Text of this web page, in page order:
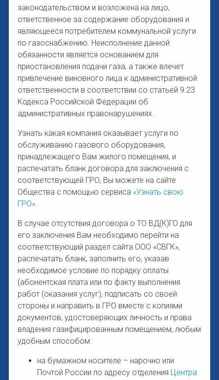
законодательством и возложена на лицо,
ответственное за содержание оборудования и
являющееся потребителем коммунальной услуги
по газоснабжению. Неисполнение данной
обязанности является основанием для
приостановления подачи газа, а также влечет
привлечение виновного лица к административной
ответственности в соответствии со статьей 9.23
Кодекса Российской Федерации об
административных правонарушениях.
Узнать какая компания оказывает услуги по
обслуживанию газового оборудования,
принадлежащего Вам жилого помещения, и
распечатать бланк договора для заключения с
соответствующей ГРО, Вы можете на сайте
Общества с помощью сервиса «Узнать свою
ГРО».
В случае отсутствия договора о ТО ВД(К)ГО для
его заключения Вам необходимо перейти на
соответствующий раздел сайта ООО «СВГК»,
распечатать бланк, заполнить его, указав
необходимое условие по порядку оплаты
(абонентская плата или по факту выполнения
работ (оказания услуг), подписать со своей
стороны и направить в ГРО вместе с копиями
документов, удостоверяющих личность и права
владения газифицированным помещением, любым
удобным способом:
на бумажном носителе – нарочно или
Почтой России по адресу отделения Центра